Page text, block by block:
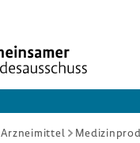
Arzneimittel